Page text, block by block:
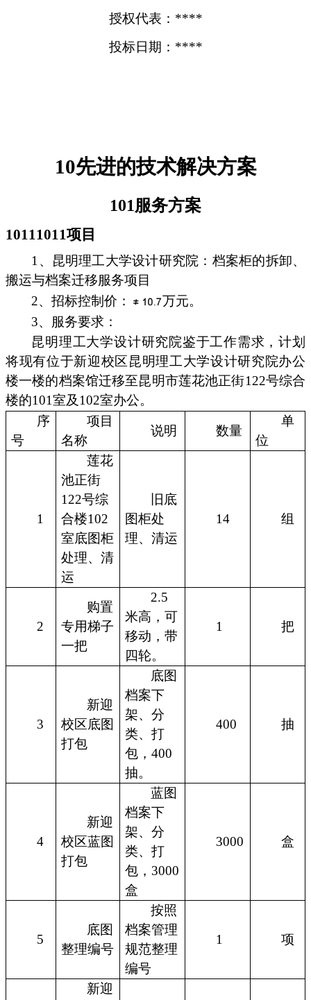
授权代表：****
投标日期：****
10先进的技术解决方案
101服务方案
10111011项目
1、昆明理工大学设计研究院：档案柜的拆卸、
搬运与档案迁移服务项目
2、招标控制价：
万元。
3、服务要求：
昆明理工大学设计研究院鉴于工作需求，计划
将现有位于新迎校区昆明理工大学设计研究院办公
楼一楼的档案馆迁移至昆明市莲花池正街122号综合
楼的101室及102室办公。
序
号
项目
名称
说明 数量
单
位
1
莲花
池正街
122号综
合楼102
室底图柜
处理、清
运
旧底
图柜处
理、清运
14 组
2
购置
专用梯子
一把
2.5
米高，可
移动，带
四轮。
1 把
3
新迎
校区底图
打包
底图
档案下
架、分
类、打
包，400
抽。
400 抽
4
新迎
校区蓝图
打包
蓝图
档案下
架、分
类、打
包，3000
盒
3000 盒
5
底图
整理编号
按照
档案管理
规范整理
编号
1 项
新迎